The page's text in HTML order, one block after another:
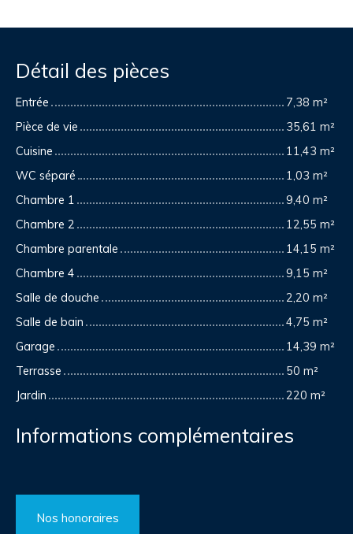
Détail des pièces
Entrée
7,38 m²
Pièce de vie
35,61 m²
Cuisine
11,43 m²
WC séparé
1,03 m²
Chambre 1
9,40 m²
Chambre 2
12,55 m²
Chambre parentale
14,15 m²
Chambre 4
9,15 m²
Salle de douche
2,20 m²
Salle de bain
4,75 m²
Garage
14,39 m²
Terrasse
50 m²
Jardin
220 m²
Informations complémentaires
Nos honoraires